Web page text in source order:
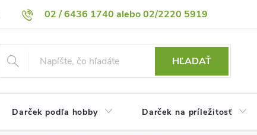
02 / 6436 1740 alebo 02/2220 5919
Vrátenie tovaru Podmienky ochrany osobných údajov
HĽADAŤ
Darček podľa hobby Darček na príležitosť